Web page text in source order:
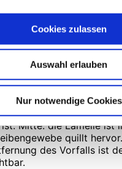
Cookies zulassen
Auswahl erlauben
Nur notwendige Cookies
Zugang. Links:
Bandes, Blick in den
oben den
Nerven und
der noch von
des hinteren
Mitte: die Lamelle ist
quillt
des Vorfalls ist